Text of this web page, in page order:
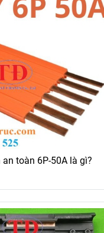
an toàn 6P-50A là gì?